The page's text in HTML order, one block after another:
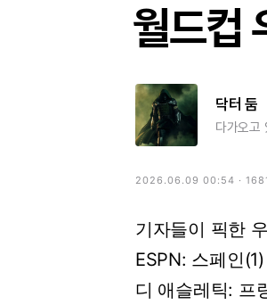
월드컵
닥터 둠
다가오고
2026.06.09 00:54 ·
기자들이 픽한
ESPN: 스페인(1)
디 애슬레틱: 프